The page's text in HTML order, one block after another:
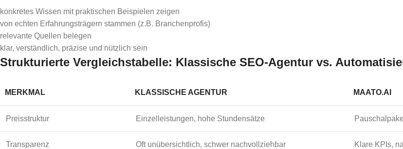
konkretes Wissen mit praktischen Beispielen zeigen
von echten Erfahrungsträgern stammen (z.B. Branchenprofis)
relevante Quellen belegen
klar, verständlich, präzise und nützlich sein
Strukturierte Vergleichstabelle: Klassische SEO-Agentur vs.
MERKMAL KLASSISCHE AGENTUR MAATO.AI
Preisstruktur Einzelleistungen, hohe Stundensätze
Transparenz Oft unübersichtlich, schwer nachvollziehbar Klare KPIs,